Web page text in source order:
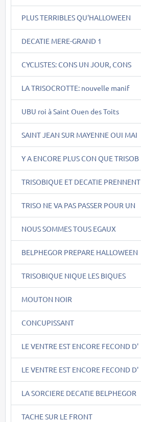
PLUS TERRIBLES QU'HALLOWEEN
DECATIE MERE-GRAND 1
CYCLISTES: CONS UN JOUR, CONS
LA TRISOCROTTE: nouvelle manif
UBU roi à Saint Ouen des Toits
SAINT JEAN SUR MAYENNE OUI MAI
Y A ENCORE PLUS CON QUE TRISOB
TRISOBIQUE ET DECATIE PRENNENT
TRISO NE VA PAS PASSER POUR UN
NOUS SOMMES TOUS EGAUX
BELPHEGOR PREPARE HALLOWEEN
TRISOBIQUE NIQUE LES BIQUES
MOUTON NOIR
CONCUPISSANT
LE VENTRE EST ENCORE FECOND D'
LE VENTRE EST ENCORE FECOND D'
LA SORCIERE DECATIE BELPHEGOR
TACHE SUR LE FRONT